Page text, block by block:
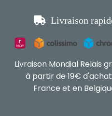
 Livraison
Livraison Mondial Relais
à partir de 19€
France et en